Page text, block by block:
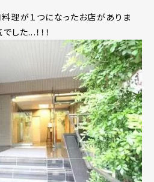
理が１つになったお店がありま
した...！！！